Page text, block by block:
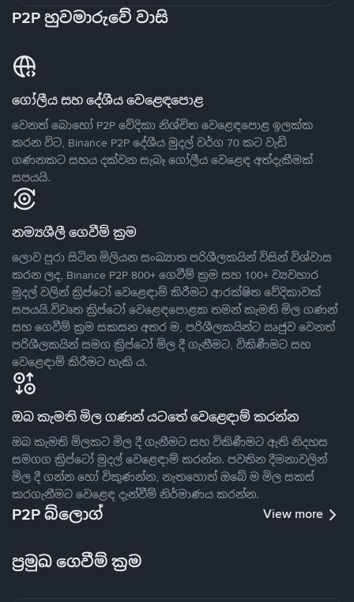
P2P හුවමාරුවේ වාසි
ගෝලීය සහ දේශීය වෙළෙඳපොළ
වෙනත් බොහෝ P2P වේදිකා නිශ්චිත වෙළෙඳපොළ ඉලක්ක
කරන විට, Binance P2P දේශීය මුදල් වර්ග 70 කට වැඩි
ගණනකට සහය දක්වන සැබෑ ගෝලීය වෙළෙඳ අත්දැකීමක්
සපයයි.
නම්‍යශීලී ගෙවීම් ක්‍රම
ලොව පුරා සිටින මිලියන සංඛ්‍යාත පරිශීලකයින් විසින් විශ්වාස
කරන ලද, Binance P2P 800+ ගෙවීම් ක්‍රම සහ 100+ ව්‍යවහාර
මුදල් වලින් ක්‍රිප්ටෝ වෙළෙඳාම් කිරීමට ආරක්ෂිත වේදිකාවක්
සපයයි.විවෘත ක්‍රිප්ටෝ වෙළෙඳපොළක තමන් කැමති මිල ගණන්
සහ ගෙවීම් ක්‍රම සකසන අතර ම, පරිශීලකයින්ට ඍජුව වෙනත්
පරිශීලකයින් සමග ක්‍රිප්ටෝ මිල දී ගැනීමට, විකිණීමට සහ
වෙළෙඳාම් කිරීමට හැකි ය.
ඔබ කැමති මිල ගණන් යටතේ වෙළෙඳාම් කරන්න
ඔබ කැමති මිලකට මිල දී ගැනීමට සහ විකිණීමට ඇති නිදහස
සමගග ක්‍රිප්ටෝ මුදල් වෙළෙඳාම් කරන්න. පවතින දීමනාවලින්
මිල දී ගන්න හෝ විකුණන්න, නැතහොත් ඔබේ ම මිල සකස්
කරගැනීමට වෙළෙඳ දැන්වීම් නිර්මාණය කරන්න.
P2P බ්ලොග් View more
ප්‍රමුඛ ගෙවීම් ක්‍රම